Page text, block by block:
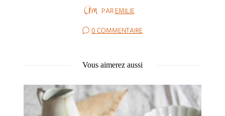
PAREMILIE
0 COMMENTAIRE
Vous aimerez aussi